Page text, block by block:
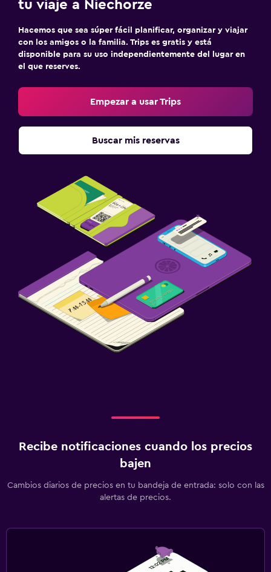
tu viaje a Niechorze
Hacemos que sea súper fácil planificar, organizar y viajar
con los amigos o la familia. Trips es gratis y está
disponible para su uso independientemente del lugar en
el que reserves.
Empezar a usar Trips
Buscar mis reservas
Recibe notificaciones cuando los precios
bajen
Cambios diarios de precios en tu bandeja de entrada: solo con las
alertas de precios.